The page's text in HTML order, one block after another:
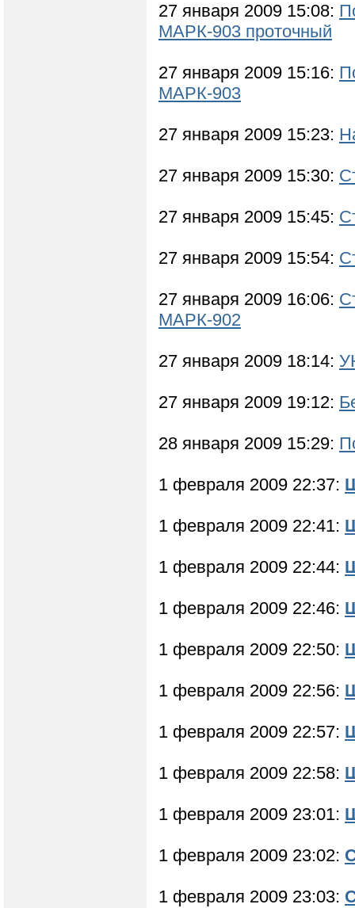
27 января 2009 15:08:
МАРК-903 проточный
27 января 2009 15:16:
МАРК-903
27 января 2009 15:23:
27 января 2009 15:30:
27 января 2009 15:45:
27 января 2009 15:54:
27 января 2009 16:06:
МАРК-902
27 января 2009 18:14:
27 января 2009 19:12:
28 января 2009 15:29:
1 февраля 2009 22:37:
1 февраля 2009 22:41:
1 февраля 2009 22:44:
1 февраля 2009 22:46:
1 февраля 2009 22:50:
1 февраля 2009 22:56:
1 февраля 2009 22:57:
1 февраля 2009 22:58:
1 февраля 2009 23:01:
1 февраля 2009 23:02:
1 февраля 2009 23:03: